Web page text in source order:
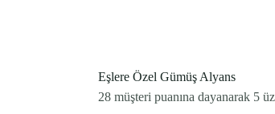
Eşlere Özel Gümüş Alyans
28müşteri puanına dayanarak 5
Bu ürünü şu an12kişi